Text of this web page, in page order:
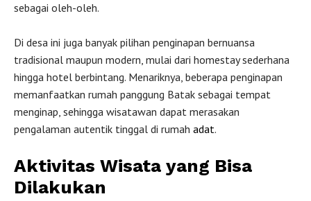
sebagai oleh-oleh.
Di desa ini juga banyak pilihan penginapan bernuansa
tradisional maupun modern, mulai dari homestay sederhana
hingga hotel berbintang. Menariknya, beberapa penginapan
memanfaatkan rumah panggung Batak sebagai tempat
menginap, sehingga wisatawan dapat merasakan
pengalaman autentik tinggal di rumah adat.
Aktivitas Wisata yang Bisa
Dilakukan